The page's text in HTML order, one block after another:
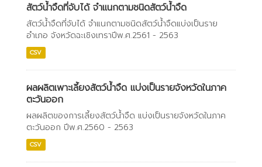
สัตว์น้ำจืดที่จับได้ จำแนกตามชนิดสัตว์น้ำจืด
สัตว์น้ำจืดที่จับได้ จำแนกตามชนิดสัตว์น้ำจืดแบ่งเป็นราย
อำเภอ จังหวัดฉะเชิงเทราปีพ.ศ.2561 - 2563
CSV
ผลผลิตเพาะเลี้ยงสัตว์น้ำจืด แบ่งเป็นรายจังหวัดในภาค
ตะวันออก
ผลผลิตของการเลี้ยงสัตว์น้ำจืด แบ่งเป็นรายจังหวัดในภาค
ตะวันออก ปีพ.ศ.2560 - 2563
CSV